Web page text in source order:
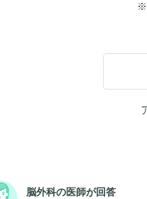
※
脳外科の医師が回答